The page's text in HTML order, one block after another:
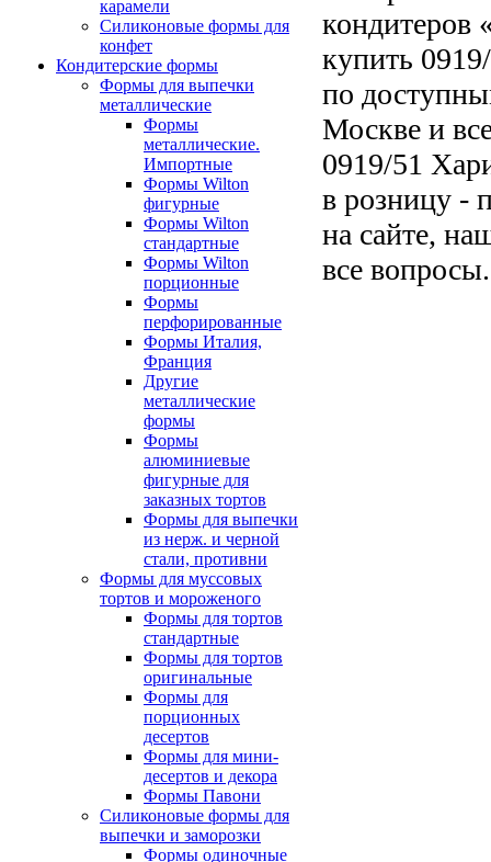
карамели
Силиконовые формы для
конфет
Кондитерские формы
Формы для выпечки
металлические
Формы
металлические.
Импортные
Формы Wilton
фигурные
Формы Wilton
стандартные
Формы Wilton
порционные
Формы
перфорированные
Формы Италия,
Франция
Другие
металлические
формы
Формы
алюминиевые
фигурные для
заказных тортов
Формы для выпечки
из нерж. и черной
стали, противни
Формы для муссовых
тортов и мороженого
Формы для тортов
стандартные
Формы для тортов
оригинальные
Формы для
порционных
десертов
Формы для мини-
десертов и декора
Формы Павони
Силиконовые формы для
выпечки и заморозки
Формы одиночные
кондитеров
купить
по
Москве и
0919/51
в розницу -
на сайте,
все вопросы.